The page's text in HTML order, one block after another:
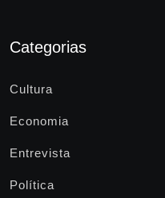
Categorias
Cultura
Economia
Entrevista
Política